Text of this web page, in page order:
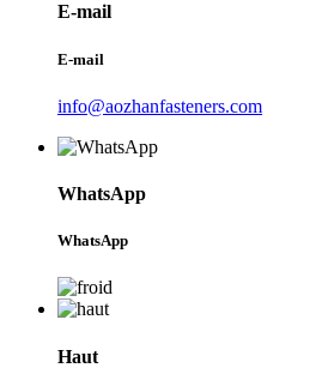
E-mail
E-mail
info@aozhanfasteners.com
WhatsApp
WhatsApp
Haut